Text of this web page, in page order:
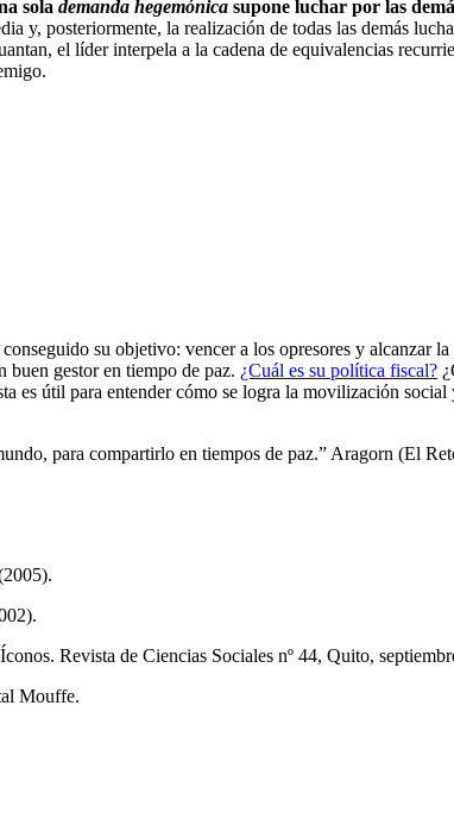
sola demanda hegemónica supone luchar por las
y, posteriormente, la realización de todas las demás
el líder interpela a la cadena de equivalencias
su objetivo: vencer a los opresores y alcanzar
buen gestor en tiempo de paz. ¿Cuál es su política fiscal?
es útil para entender cómo se logra la movilización
para compartirlo en tiempos de paz.” Aragorn (El
Íconos. Revista de Ciencias Sociales nº 44, Quito,
Mouffe.